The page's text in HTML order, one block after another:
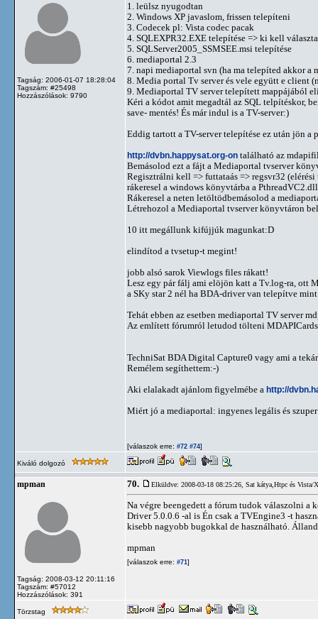
Tagság: 2006-01-07 18:28:04
Tagszám: #25498
Hozzászólások: 9790
1. leülsz nyugodtan
2. Windows XP javaslom, frissen telepíteni
3. Codecek pl: Vista codec pacak
4. SQLEXPR32.EXE telepítése => ki kell
5. SQLServer2005_SSMSEE.msi telepítése
6. mediaportal 2.3
7. napi mediaportal svn (ha ma telepíted akkor a
8. Media portal Tv server és vele együtt e client
9. Mediaportal TV server telepített mappájából
Kéri a kódot amit megadtál az SQL telpítéskor,
save- mentés! És már indul is a TV-server:)
Eddig tartott a TV-server telepítése ez után jön a
http://dvbn.happysat.org-on található az
Bemásolod ezt a fájt a Mediaportal tvserver
Regisztrálni kell => futtataás => regsvr32
rákeresel a windows könyvtárba a
Rákeresel a neten letöltödbemásolod a
Létrehozol a Mediaportal tvserver könyvtáron
10 itt megállunk kifújjúk magunkat:D
elindítod a tvsetup-t megint!
jobb alsó sarok Viewlogs files rákatt!
Lesz egy pár fálj ami elöjön katt a Tv.log-ra, ott
a SKy star 2 nél ha BDA-driver van telepítve
Tehát ebben az esetben mediaportal TV server
Az említett fórumról letudod tölteni
TechniSat BDA Digital Capture0 vagy ami a
Remélem segíthettem:-)
Aki elalakadt ajánlom figyelmébe a http://
Miért jó a mediaportal: ingyenes legális és
[válaszok erre: #72 #74]
Kiváló dolgozó
mpman
Tagság: 2008-03-12 20:11:16
Tagszám: #57012
Hozzászólások: 391
70. Elküldve: 2008-03-18 08:25:26, Sat kátya,Htpc és Vista/
Na végre beengedett a fórum tudok válaszolni a
Driver 5.0.0.6 -al is Én csak a TVEngine3 -t
kisebb nagyobb bugokkal de használható.
mpman
[válaszok erre: #71]
Törzstag